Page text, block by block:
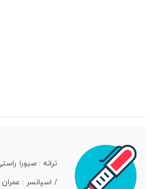
ترانه : صبورا
/ اسپانسر :